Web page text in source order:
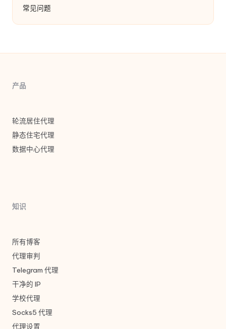
常见问题
产品
轮流居住代理
静态住宅代理
数据中心代理
知识
所有博客
代理审判
Telegram 代理
干净的 IP
学校代理
Socks5 代理
代理设置